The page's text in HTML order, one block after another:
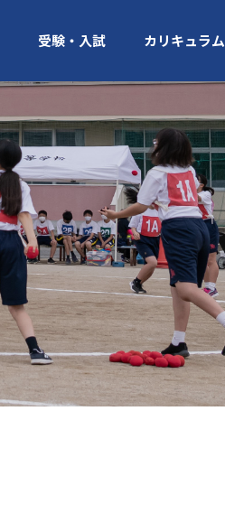
受験・入試 カリキュラム